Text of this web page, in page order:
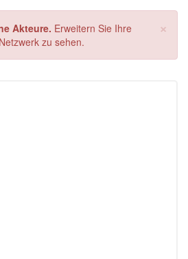
×
Akteure. Erweitern Sie Ihre
zu sehen.